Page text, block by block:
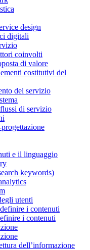
design
digitali
coinvolti
di valore
costitutivi del
del servizio
di servizio
e il linguaggio
keywords)
utenti
i contenuti
i contenuti
dell’informazione